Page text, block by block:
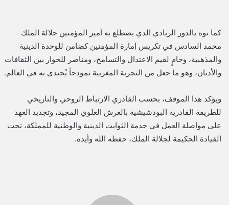
كما نوه بالدور الريادي الذي يضطلع به أمير المؤمنين جلالة الملك
محمد السادس في تكريس إمارة المؤمنين كضامن للوحدة الدينية
والمذهبية، وحامٍ لقيم الاعتدال والتسامح، ومناصر للحوار بين الثقافات
والأديان، وهو ما جعل من التجربة المغربية نموذجاً يُحتذى به في العالم.
ويؤكد هذا الموقف، بحسب القادري الارتباط الروحي والتاريخي
للطريقة القادرية البودشيشية بالعرش العلوي المجيد، وتجديد العهد
على مواصلة العمل في خدمة الثوابت الدينية والوطنية للمملكة، تحت
القيادة الحكيمة لجلالة الملك، حفظه الله وأيده.